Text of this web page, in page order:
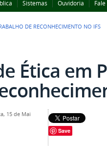
Sistemas Ouvidoria
DE RECONHECIMENTO NO IFS
Ética em
15 de Mai
Save